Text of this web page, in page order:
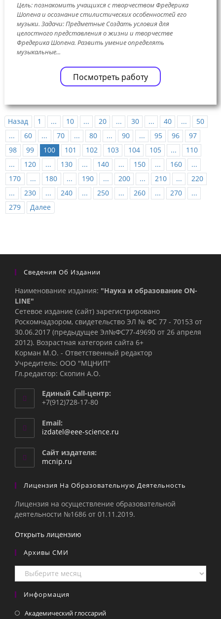
Цель: познакомить учащихся с творчеством Фредерика
Шопена и осознание стилистических особенностей его
музыки. Задачи: Предметные Создать условия для
целостного представления о жизни и творчестве
Фредерика Шопена. Развить умение определять
музыкальные...
Посмотреть работу
Назад 1 ... 10 ... 20 ... 30 ... 40 ...
50
...
60 ... 70 ... 80 ... 90 ... 95 96
97
98
99 100 101 102 103 104 105 ...
110
...
120 ... 130 ... 140 ... 150 ... 160
...
170
... 180 ... 190 ... 200 ... 210 ...
220
...
230 ... 240 ... 250 ... 260 ... 270
...
279
Далее
Сведения Об Издании
Наименование издания: "Наука и образование ON-
LINE"
Сетевое издание (сайт) зарегистрировано
Роскомнадзором, свидетельство ЭЛ № ФС 77 - 70153 от
30.06.2017 (предыдущее Эл№ФC77-49690 от 26 апреля
2012). Возрастная категория сайта 6+
Корман М.О. - Ответственный редактор
Учредитель: ООО "МЦНИП"
Гл.редактор: Скопин А.О.
Единый Call-центр:
+7(912)728-17-80
Email:
izdatel@eee-science.ru
Сайт издателя:
mcnip.ru
Лицензия На Образовательную Деятельность
Лицензия на осуществление образовательной
деятельности №1686 от 01.11.2019.
Открыть лицензию
Архивы СМИ
Архивы
СМИ
Информация
Академический глоссарий